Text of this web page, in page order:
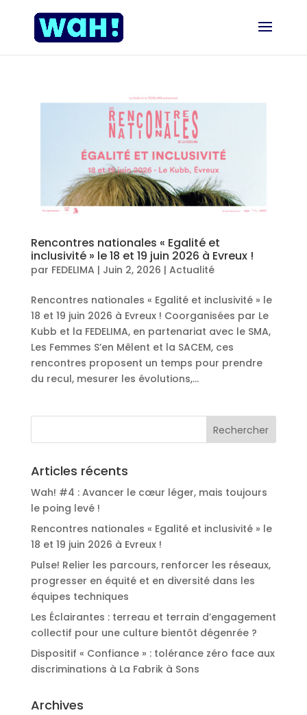
Rencontres nationales « Egalité et
inclusivité » le 18 et 19 juin 2026 à Evreux !
par FEDELIMA | Juin 2, 2026 | Actualité
Rencontres nationales « Egalité et inclusivité » le
18 et 19 juin 2026 à Evreux ! Coorganisées par Le
Kubb et la FEDELIMA, en partenariat avec le SMA,
Les Femmes S’en Mêlent et la SACEM, ces
rencontres proposent un temps pour prendre
du recul, mesurer les évolutions,...
Articles récents
Wah! #4 : Avancer le cœur léger, mais toujours
le poing levé !
Rencontres nationales « Egalité et inclusivité » le
18 et 19 juin 2026 à Evreux !
Pulse! Relier les parcours, renforcer les réseaux,
progresser en équité et en diversité dans les
équipes techniques
Les Éclairantes : terreau et terrain d’engagement
collectif pour une culture bientôt dégenrée ?
Dispositif « Confiance » : tolérance zéro face aux
discriminations à La Fabrik à Sons
Archives